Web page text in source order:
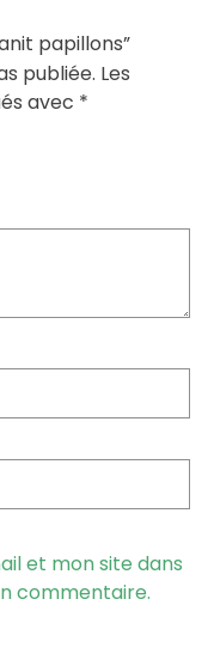
papillons”
publiée. Les
avec *
et mon site dans
commentaire.